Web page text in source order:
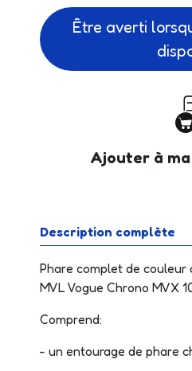
Être averti
Ajouter à
Description complète
Phare complet de couleur
MVL Vogue Chrono MVX
Comprend:
- un entourage de phare